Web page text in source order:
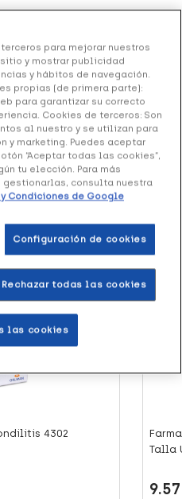
y otras lesiones del codo y
el deporte.
similares
4302
Talla
para mejorar nuestros
y mostrar publicidad
y hábitos de navegación.
propias (de primera parte):
para garantizar su correcto
Cookies de terceros: Son
al nuestro y se utilizan para
y marketing. Puedes aceptar
“Aceptar todas las cookies”,
tu elección. Para más
gestionarlas, consulta nuestra
y Condiciones de Google
Configuración de cookies
Rechazar todas las cookies
las cookies